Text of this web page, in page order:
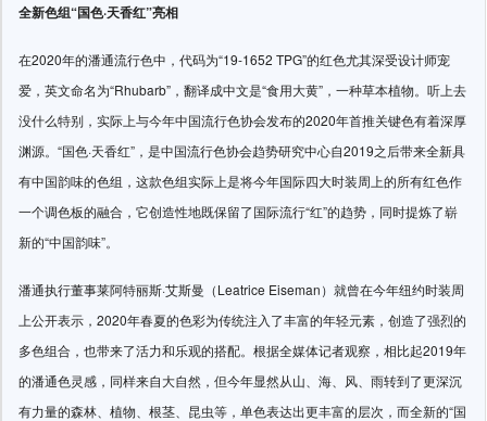
全新色组“国色·天香红”亮相
在2020年的潘通流行色中，代码为“19-1652 TPG”的红色尤其深受设计师宠
爱，英文命名为“Rhubarb”，翻译成中文是“食用大黄”，一种草本植物。听上去
没什么特别，实际上与今年中国流行色协会发布的2020年首推关键色有着深厚
渊源。“国色·天香红”，是中国流行色协会趋势研究中心自2019之后带来全新具
有中国韵味的色组，这款色组实际上是将今年国际四大时装周上的所有红色作
一个调色板的融合，它创造性地既保留了国际流行“红”的趋势，同时提炼了崭
新的“中国韵味”。
潘通执行董事莱阿特丽斯·艾斯曼（Leatrice Eiseman）就曾在今年纽约时装周
上公开表示，2020年春夏的色彩为传统注入了丰富的年轻元素，创造了强烈的
多色组合，也带来了活力和乐观的搭配。根据全媒体记者观察，相比起2019年
的潘通色灵感，同样来自大自然，但今年显然从山、海、风、雨转到了更深沉
有力量的森林、植物、根茎、昆虫等，单色表达出更丰富的层次，而全新的“国